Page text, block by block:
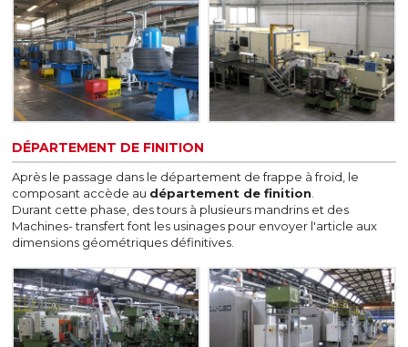
DÉPARTEMENT DE FINITION
Après le passage dans le département de frappe à froid, le
composant accède au département de finition
Durant cette phase, des tours à plusieurs mandrins et des
Machines- transfert font les usinages pour envoyer l'article aux
dimensions géométriques définitives.